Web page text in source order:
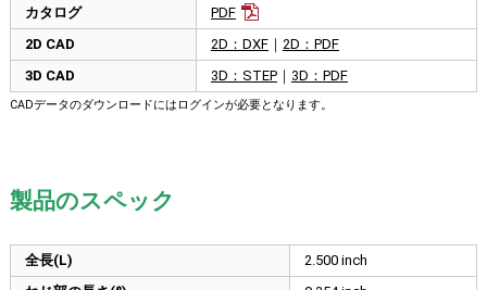
カタログ
PDF
2D CAD
2D：DXF｜ 2D：PDF
3D CAD
3D：STEP｜ 3D：PDF
CADデータのダウンロードにはログインが必要となります。
製品のスペック
全長(L) 2.500 inch